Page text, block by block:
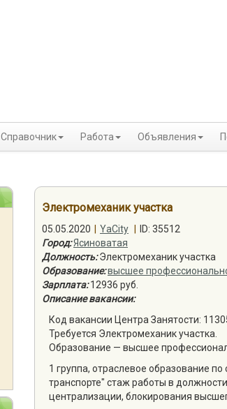
Справочник Работа Объявления
Электромеханик участка
05.05.2020 YaCity
ID: 35512
Город:Ясиноватая
Должность: Электромеханик участка
Образование:высшее
Зарплата: 12936 руб.
Описание вакансии:
Код вакансии Центра Занятости:
Требуется Электромеханик участка.
Образование — высшее
1 группа, отраслевое образование
транспорте" стаж работы в
централизации, блокирования